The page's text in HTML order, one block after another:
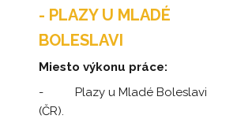
- PLAZY U MLADÉ
BOLESLAVI
Miesto výkonu práce:
- Plazy u Mladé Boleslavi
(ČR).